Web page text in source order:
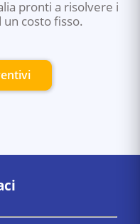
pronti a risolvere i
costo fisso.